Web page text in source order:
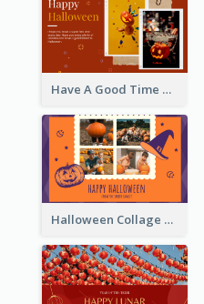
Have A Good Time This Halloween Greeting Card
Halloween Collage Greeting Card